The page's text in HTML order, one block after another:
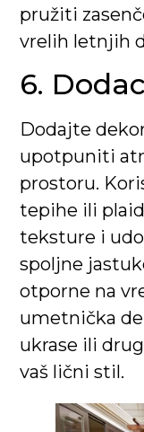
pružiti
vrelih letnjih
6.
Dodajte
upotpuniti
prostoru.
tepihe ili
teksture i
spoljne
otporne na
umetnička
ukrase ili
vaš lični stil.